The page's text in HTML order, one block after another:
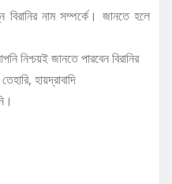
নাম সম্পর্কে। জানতে হলে
নিশ্চয়ই জানতে পারবেন বিরানির
হায়দ্রাবাদি